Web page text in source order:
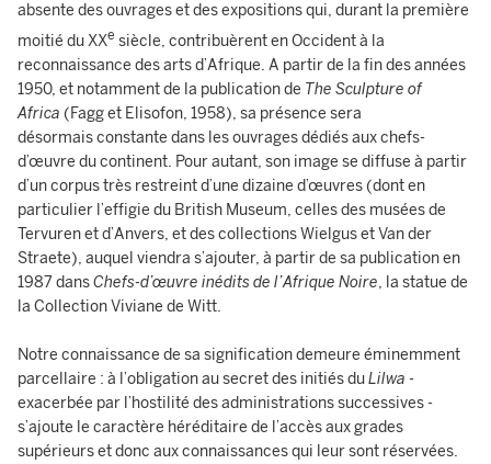
absente des ouvrages et des expositions qui, durant la première
moitié du XXe siècle, contribuèrent en Occident à la
reconnaissance des arts d’Afrique. A partir de la fin des années
1950, et notamment de la publication de The Sculpture of
Africa (Fagg et Elisofon, 1958), sa présence sera
désormais constante dans les ouvrages dédiés aux chefs-
d’œuvre du continent. Pour autant, son image se diffuse à partir
d’un corpus très restreint d’une dizaine d’œuvres (dont en
particulier l’effigie du British Museum, celles des musées de
Tervuren et d’Anvers, et des collections Wielgus et Van der
Straete), auquel viendra s’ajouter, à partir de sa publication en
1987 dansChefs-d’œuvre inédits de l’Afrique Noire, la statue de
la Collection Viviane de Witt.
Notre connaissance de sa signification demeure éminemment
parcellaire : à l’obligation au secret des initiés duLilwa -
exacerbée par l’hostilité des administrations successives -
s’ajoute le caractère héréditaire de l’accès aux grades
supérieurs et donc aux connaissances qui leur sont réservées.